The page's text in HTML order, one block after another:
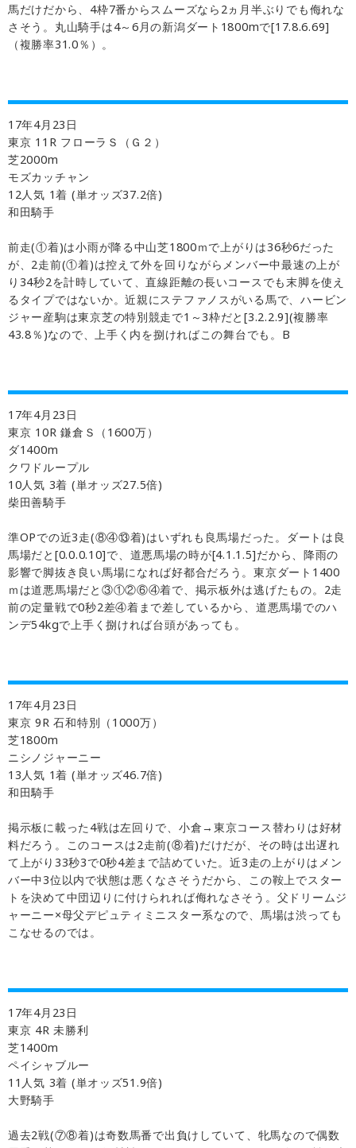
馬だけだから、4枠7番からスムーズなら2ヵ月半ぶりでも侮れな
さそう。丸山騎手は4～6月の新潟ダート1800mで[17.8.6.69]
（複勝率31.0％）。
17年4月23日
東京 11R フローラＳ（Ｇ２）
芝2000m
モズカッチャン
12人気 1着 (単オッズ37.2倍)
和田騎手
前走(①着)は小雨が降る中山芝1800ｍで上がりは36秒6だった
が、2走前(①着)は控えて外を回りながらメンバー中最速の上が
り34秒2を計時していて、直線距離の長いコースでも末脚を使え
るタイプではないか。近親にステファノスがいる馬で、ハービン
ジャー産駒は東京芝の特別競走で1～3枠だと[3.2.2.9](複勝率
43.8％)なので、上手く内を捌ければこの舞台でも。B
17年4月23日
東京 10R 鎌倉Ｓ（1600万）
ダ1400m
クワドループル
10人気 3着 (単オッズ27.5倍)
柴田善騎手
準OPでの近3走(⑧④⑬着)はいずれも良馬場だった。ダートは良
馬場だと[0.0.0.10]で、道悪馬場の時が[4.1.1.5]だから、降雨の
影響で脚抜き良い馬場になれば好都合だろう。東京ダート1400
ｍは道悪馬場だと③①②⑥④着で、掲示板外は逃げたもの。2走
前の定量戦で0秒2差④着まで差しているから、道悪馬場でのハ
ンデ54kgで上手く捌ければ台頭があっても。
17年4月23日
東京 9R 石和特別（1000万）
芝1800m
ニシノジャーニー
13人気 1着 (単オッズ46.7倍)
和田騎手
掲示板に載った4戦は左回りで、小倉→東京コース替わりは好材
料だろう。このコースは2走前(⑧着)だけだが、その時は出遅れ
て上がり33秒3で0秒4差まで詰めていた。近3走の上がりはメン
バー中3位以内で状態は悪くなさそうだから、この鞍上でスター
トを決めて中団辺りに付けられれば侮れなさそう。父ドリームジ
ャーニー×母父デピュティミニスター系なので、馬場は渋っても
こなせるのでは。
17年4月23日
東京 4R 未勝利
芝1400m
ペイシャブルー
11人気 3着 (単オッズ51.9倍)
大野騎手
過去2戦(⑦⑧着)は奇数馬番で出負けしていて、牝馬なので偶数